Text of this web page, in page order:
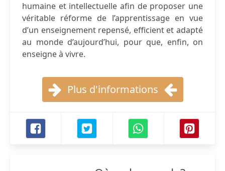
humaine et intellectuelle afin de proposer une
véritable réforme de l’apprentissage en vue
d’un enseignement repensé, efficient et adapté
au monde d’aujourd’hui, pour que, enfin, on
enseigne à vivre.
Plus d'informations